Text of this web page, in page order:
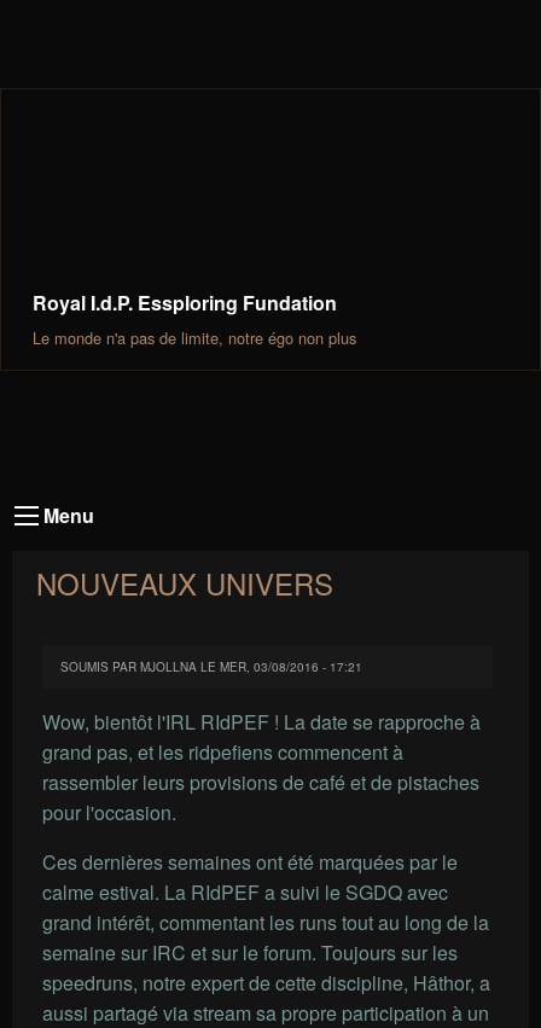
Royal I.d.P. Essploring Fundation
Le monde n'a pas de limite, notre égo non plus
Menu
NOUVEAUX UNIVERS
SOUMIS PAR MJOLLNA LE MER, 03/08/2016 - 17:21
Wow, bientôt l'IRL RIdPEF ! La date se rapproche à
grand pas, et les ridpefiens commencent à
rassembler leurs provisions de café et de pistaches
pour l'occasion.
Ces dernières semaines ont été marquées par le
calme estival. La RIdPEF a suivi le SGDQ avec
grand intérêt, commentant les runs tout au long de la
semaine sur IRC et sur le forum. Toujours sur les
speedruns, notre expert de cette discipline, Hâthor, a
aussi partagé via stream sa propre participation à un